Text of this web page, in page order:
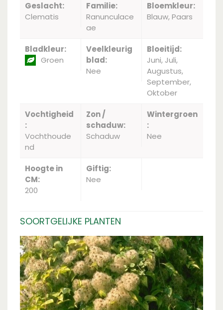
Geslacht:
Clematis
Familie:
Ranunculace
ae
Bloemkleur:
Blauw, Paars
Bladkleur:
Groen
Veelkleurig
blad:
Nee
Bloeitijd:
Juni, Juli,
Augustus,
September,
Oktober
Vochtigheid
:
Vochthoude
nd
Zon /
schaduw:
Schaduw
Wintergroen
:
Nee
Hoogte in
CM:
200
Giftig:
Nee
SOORTGELIJKE PLANTEN